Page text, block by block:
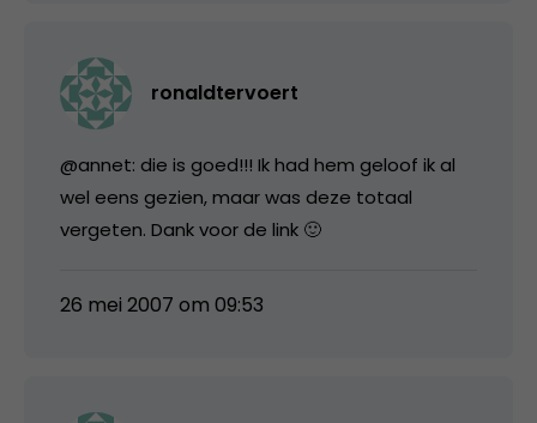
ronaldtervoert
@annet: die is goed!!! Ik had hem geloof ik al
wel eens gezien, maar was deze totaal
vergeten. Dank voor de link 🙂
26 mei 2007 om 09:53